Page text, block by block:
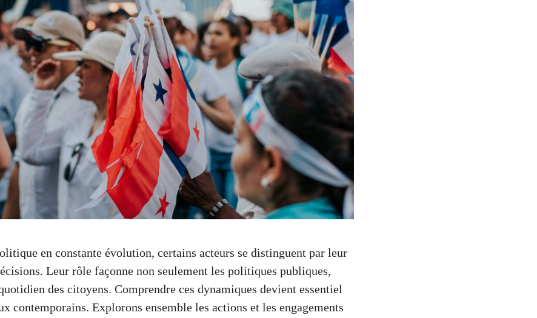
en constante évolution, certains acteurs se distinguent par leur
Leur rôle façonne non seulement les politiques publiques,
des citoyens. Comprendre ces dynamiques devient essentiel
contemporains. Explorons ensemble les actions et les engagements